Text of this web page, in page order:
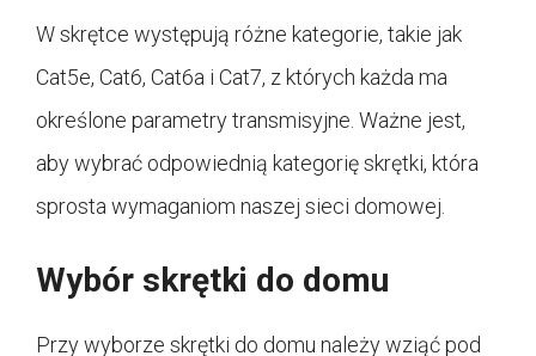
W skrętce występują różne kategorie, takie jak
Cat5e, Cat6, Cat6a i Cat7, z których każda ma
określone parametry transmisyjne. Ważne jest,
aby wybrać odpowiednią kategorię skrętki, która
sprosta wymaganiom naszej sieci domowej.
Wybór skrętki do domu
Przy wyborze skrętki do domu należy wziąć pod